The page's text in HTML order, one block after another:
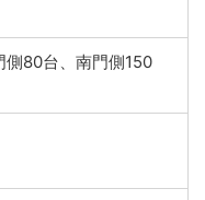
80台、南門側150